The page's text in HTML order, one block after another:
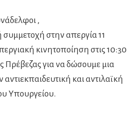
,
στην απεργία 11
κινητοποίηση στις 10:30
Πρέβεζας για να δώσουμε μια
και αντιλαϊκή
Υπουργείου.